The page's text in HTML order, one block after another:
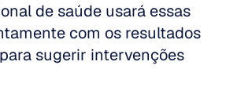
de saúde usará essas
com os resultados
sugerir intervenções